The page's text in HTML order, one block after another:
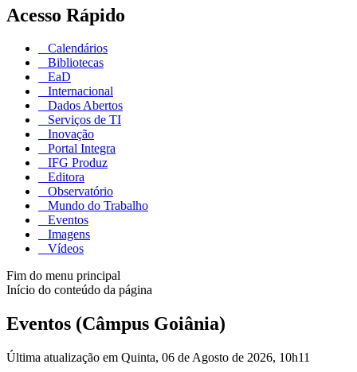
Acesso Rápido
Calendários
Bibliotecas
EaD
Internacional
Dados Abertos
Serviços de TI
Inovação
Portal Integra
IFG Produz
Editora
Observatório
Mundo do Trabalho
Eventos
Imagens
Vídeos
Fim do menu principal
Início do conteúdo da página
Eventos (Câmpus Goiânia)
Última atualização em Quinta, 06 de Agosto de 2026, 10h11